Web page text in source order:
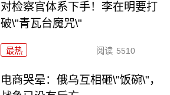
对检察官体系下手！李在明要打
破\"青瓦台魔咒\"
最热 阅读 5510
电商哭晕：俄乌互相砸\"饭碗\"，